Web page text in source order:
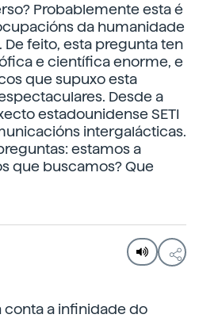
Probablemente esta é
da humanidade
De feito, esta pregunta ten
e científica enorme, e
que supuxo esta
Desde a
estadounidense SETI
intergalácticas.
estamos a
que buscamos? Que
conta a infinidade do